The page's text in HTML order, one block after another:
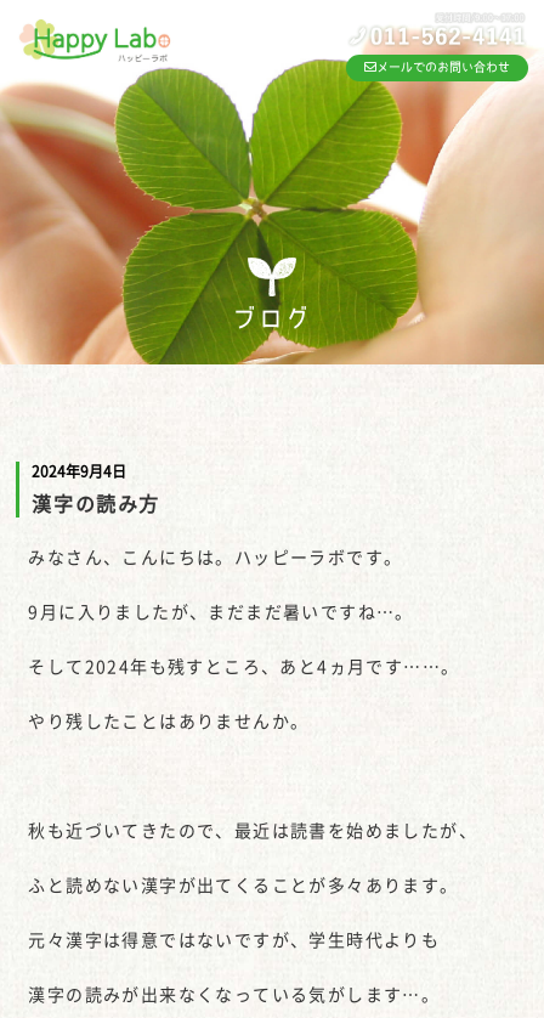
メールでのお問い合わせ
ブログ
2024年9月4日
漢字の読み方
みなさん、こんにちは。ハッピーラボです。
9月に入りましたが、まだまだ暑いですね…。
そして2024年も残すところ、あと4ヵ月です……。
やり残したことはありませんか。
秋も近づいてきたので、最近は読書を始めましたが、
ふと読めない漢字が出てくることが多々あります。
元々漢字は得意ではないですが、学生時代よりも
漢字の読みが出来なくなっている気がします…。